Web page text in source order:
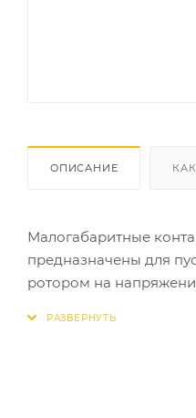
ОПИСАНИЕ
Малогабаритные
предназначены для
ротором на